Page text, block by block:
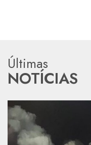
Últimas
NOTÍCIAS